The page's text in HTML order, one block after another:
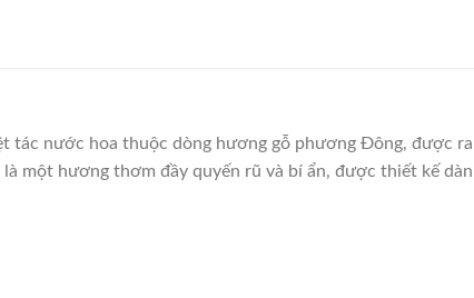
tác nước hoa thuộc dòng hương gỗ phương Đông, được
là một hương thơm đầy quyến rũ và bí ẩn, được thiết kế